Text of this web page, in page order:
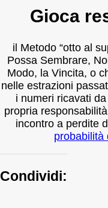
Gioca
il Metodo “otto al
Possa Sembrare,
Modo, la Vincita, o
nelle estrazioni
i numeri ricavati
propria
incontro a perdite
probabilità
Condividi: